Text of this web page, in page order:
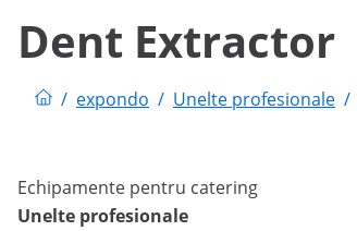
Dent Extractor
/ expondo / Unelte profesionale /
Echipamente pentru catering
Unelte profesionale